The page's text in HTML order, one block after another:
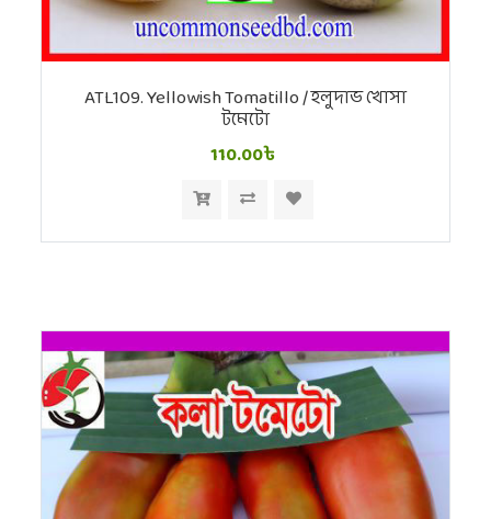
ATL109. Yellowish Tomatillo / হলুদাভ খোসা
টমেটো
110.00৳